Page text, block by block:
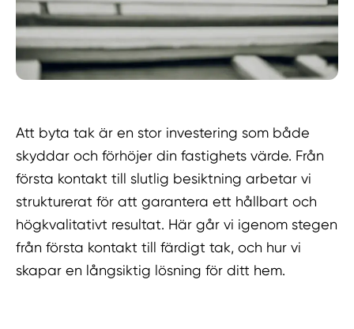
Att byta tak är en stor investering som både
skyddar och förhöjer din fastighets värde. Från
första kontakt till slutlig besiktning arbetar vi
strukturerat för att garantera ett hållbart och
högkvalitativt resultat. Här går vi igenom stegen
från första kontakt till färdigt tak, och hur vi
skapar en långsiktig lösning för ditt hem.